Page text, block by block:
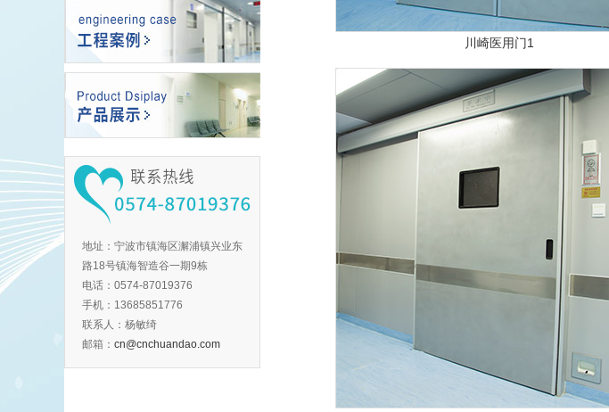
地址：宁波市镇海区澥浦镇兴业东
路18号镇海智造谷一期9栋
电话：0574-87019376
手机：13685851776
联系人：杨敏绮
邮箱： cn@cnchuandao.com
川崎医用门1